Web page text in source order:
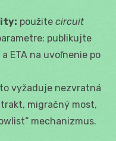
použite circuit
publikujte
ETA na uvoľnenie po
vyžaduje nezvratná
migračný most,
mechanizmus.